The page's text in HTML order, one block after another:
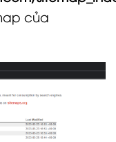
của